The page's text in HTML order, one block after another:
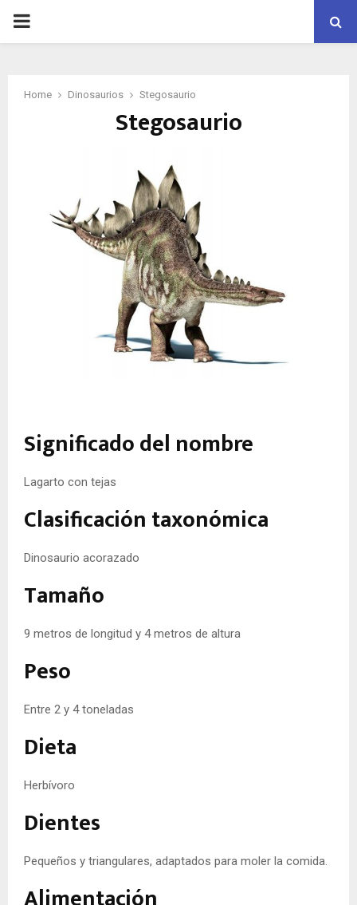
PRIMARY
Home Dinosaurios Stegosaurio
Stegosaurio
Significado del nombre
Lagarto con tejas
Clasificación taxonómica
Dinosaurio acorazado
Tamaño
9 metros de longitud y 4 metros de altura
Peso
Entre 2 y 4 toneladas
Dieta
Herbívoro
Dientes
Pequeños y triangulares, adaptados para moler la comida.